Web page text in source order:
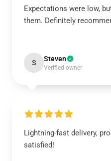
Expectations were low,
them. Definitely
S Steven
Verified owner
Lightning-fast delivery,
satisfied!